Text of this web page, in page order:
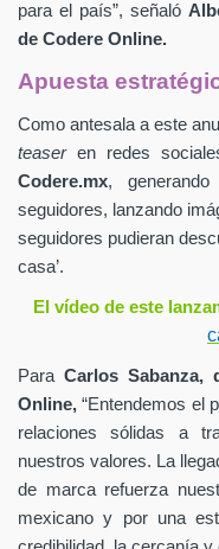
para el país”, señaló
de Codere Online.
Apuesta
Como antesala a este
teaseren redes
Codere.mx,
seguidores, lanzando
seguidores pudieran
casa’.
El vídeo de este
ParaCarlos Sabanza,
Online, “Entendemos el
relaciones sólidas a
nuestros valores. La
de marca refuerza
mexicano y por una